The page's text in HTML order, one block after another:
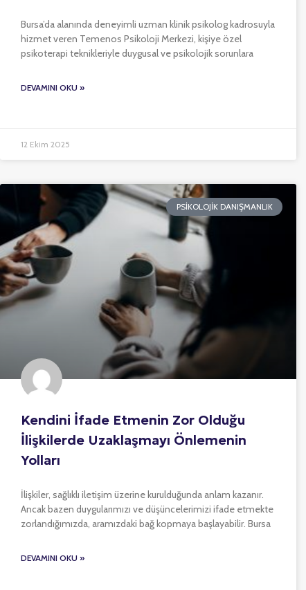
Bursa’da alanında deneyimli uzman klinik psikolog kadrosuyla
hizmet veren Temenos Psikoloji Merkezi, kişiye özel
psikoterapi teknikleriyle duygusal ve psikolojik sorunlara
DEVAMINI OKU »
12 Ekim 2025
PSIKOLOJIK DANIŞMANLIK
Kendini İfade Etmenin Zor Olduğu
İlişkilerde Uzaklaşmayı Önlemenin
Yolları
İlişkiler, sağlıklı iletişim üzerine kurulduğunda anlam kazanır.
Ancak bazen duygularımızı ve düşüncelerimizi ifade etmekte
zorlandığımızda, aramızdaki bağ kopmaya başlayabilir. Bursa
DEVAMINI OKU »